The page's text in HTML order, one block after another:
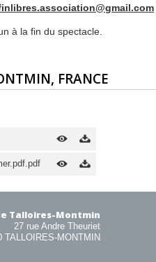
à la fin du spectacle.
FRANCE
Talloires-Montmin
27 rue Andre Theuriet
TALLOIRES-MONTMIN